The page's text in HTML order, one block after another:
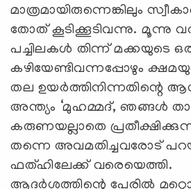
മാത്രമായിരുന്നെങ്കിലും
തോത് കൂടിക്കൂടിവന്നു. മൂന്നു
പച്ചിലകള്‍ തിന്ന് മക്കയുടെ
കഴിയേണ്ടിവന്നപ്പോഴും
തല ഉയര്‍ത്തിനിന്നതിന്റെ
അന്ത്യം ‘മുഹമ്മദ്, ഞങ്ങള്‍
കരുണയല്ലാതെ
തന്നെ അവമതിച്ചവരോട്
ഫത്ഹിലേക്ക് വരെയെത്തി.
ആദര്‍ശത്തിന്റെ പേരില്‍